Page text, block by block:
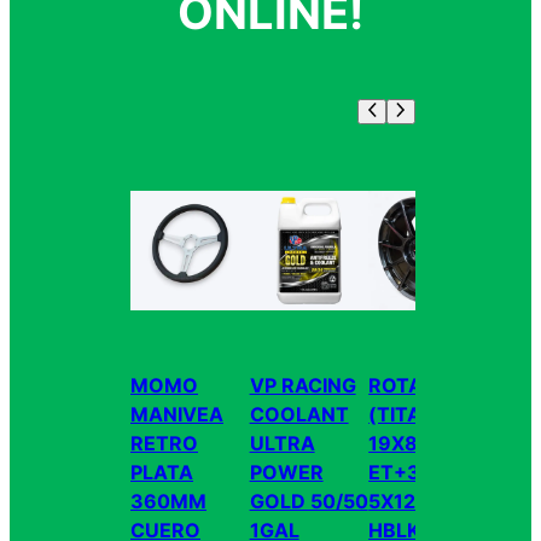
ONLINE!
MOMO
MANIVEA
RETRO
PLATA
360MM
CUERO
VP RACING
COOLANT
ULTRA
POWER
GOLD 50/50
1GAL
ROTA FFO3
(TITAN)
19X8.5
ET+35
5X120 72.6
HBLK